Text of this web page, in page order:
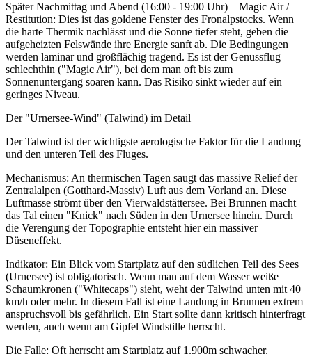
Später Nachmittag und Abend (16:00 - 19:00 Uhr) – Magic Air /
Restitution: Dies ist das goldene Fenster des Fronalpstocks. Wenn
die harte Thermik nachlässt und die Sonne tiefer steht, geben die
aufgeheizten Felswände ihre Energie sanft ab. Die Bedingungen
werden laminar und großflächig tragend. Es ist der Genussflug
schlechthin ("Magic Air"), bei dem man oft bis zum
Sonnenuntergang soaren kann. Das Risiko sinkt wieder auf ein
geringes Niveau.
Der "Urnersee-Wind" (Talwind) im Detail
Der Talwind ist der wichtigste aerologische Faktor für die Landung
und den unteren Teil des Fluges.
Mechanismus: An thermischen Tagen saugt das massive Relief der
Zentralalpen (Gotthard-Massiv) Luft aus dem Vorland an. Diese
Luftmasse strömt über den Vierwaldstättersee. Bei Brunnen macht
das Tal einen "Knick" nach Süden in den Urnersee hinein. Durch
die Verengung der Topographie entsteht hier ein massiver
Düseneffekt.
Indikator: Ein Blick vom Startplatz auf den südlichen Teil des Sees
(Urnersee) ist obligatorisch. Wenn man auf dem Wasser weiße
Schaumkronen ("Whitecaps") sieht, weht der Talwind unten mit 40
km/h oder mehr. In diesem Fall ist eine Landung in Brunnen extrem
anspruchsvoll bis gefährlich. Ein Start sollte dann kritisch hinterfragt
werden, auch wenn am Gipfel Windstille herrscht.
Die Falle: Oft herrscht am Startplatz auf 1.900m schwacher,